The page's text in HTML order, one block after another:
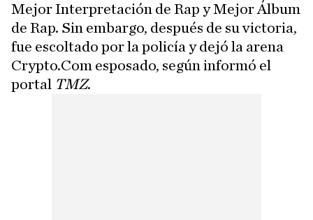
Mejor Interpretación de Rap y Mejor Álbum
de Rap. Sin embargo, después de su victoria,
fue escoltado por la policía y dejó la arena
Crypto.Com esposado, según informó el
portal TMZ.